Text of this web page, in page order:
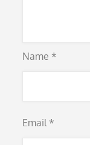
Name *
Email *